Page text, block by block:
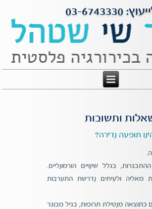
03-6743330
ותשובות
תופעה נדירה?
בגלל שינויים הורמונליים.
מאליה ולעיתים נדרשת התערבות
כתוצאה מנטילת תרופות, בגיל מבוגר